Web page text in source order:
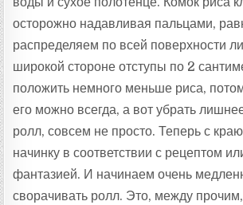
осторожно надавливая пальцами,
распределяем по всей поверхности
широкой стороне отступы по 2
положить немного меньше риса,
его можно всегда, а вот убрать
ролл, совсем не просто. Теперь с
начинку в соответствии с рецептом
фантазией. И начинаем очень
сворачивать ролл. Это, между